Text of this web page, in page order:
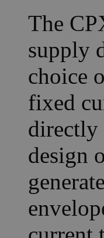
The
supply
choice
fixed
directly
design